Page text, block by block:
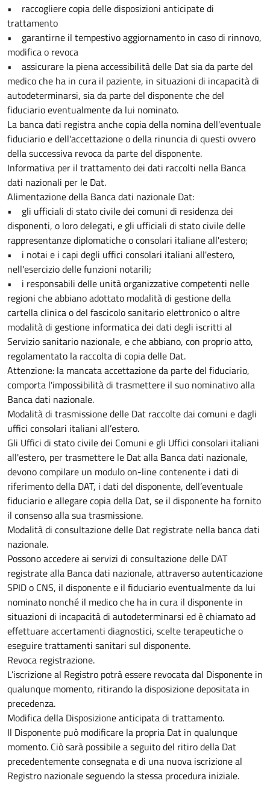
• raccogliere copia delle disposizioni anticipate di
trattamento
• garantirne il tempestivo aggiornamento in caso di rinnovo,
modifica o revoca
• assicurare la piena accessibilità delle Dat sia da parte del
medico che ha in cura il paziente, in situazioni di incapacità di
autodeterminarsi, sia da parte del disponente che del
fiduciario eventualmente da lui nominato.
La banca dati registra anche copia della nomina dell'eventuale
fiduciario e dell'accettazione o della rinuncia di questi ovvero
della successiva revoca da parte del disponente.
Informativa per il trattamento dei dati raccolti nella Banca
dati nazionali per le Dat.
Alimentazione della Banca dati nazionale Dat:
• gli ufficiali di stato civile dei comuni di residenza dei
disponenti, o loro delegati, e gli ufficiali di stato civile delle
rappresentanze diplomatiche o consolari italiane all'estero;
• i notai e i capi degli uffici consolari italiani all'estero,
nell'esercizio delle funzioni notarili;
• i responsabili delle unità organizzative competenti nelle
regioni che abbiano adottato modalità di gestione della
cartella clinica o del fascicolo sanitario elettronico o altre
modalità di gestione informatica dei dati degli iscritti al
Servizio sanitario nazionale, e che abbiano, con proprio atto,
regolamentato la raccolta di copia delle Dat.
Attenzione: la mancata accettazione da parte del fiduciario,
comporta l'impossibilità di trasmettere il suo nominativo alla
Banca dati nazionale.
Modalità di trasmissione delle Dat raccolte dai comuni e dagli
uffici consolari italiani all’estero.
Gli Uffici di stato civile dei Comuni e gli Uffici consolari italiani
all'estero, per trasmettere le Dat alla Banca dati nazionale,
devono compilare un modulo on-line contenente i dati di
riferimento della DAT, i dati del disponente, dell’eventuale
fiduciario e allegare copia della Dat, se il disponente ha fornito
il consenso alla sua trasmissione.
Modalità di consultazione delle Dat registrate nella banca dati
nazionale.
Possono accedere ai servizi di consultazione delle DAT
registrate alla Banca dati nazionale, attraverso autenticazione
SPID o CNS, il disponente e il fiduciario eventualmente da lui
nominato nonché il medico che ha in cura il disponente in
situazioni di incapacità di autodeterminarsi ed è chiamato ad
effettuare accertamenti diagnostici, scelte terapeutiche o
eseguire trattamenti sanitari sul disponente.
Revoca registrazione.
L’iscrizione al Registro potrà essere revocata dal Disponente in
qualunque momento, ritirando la disposizione depositata in
precedenza.
Modifica della Disposizione anticipata di trattamento.
Il Disponente può modificare la propria Dat in qualunque
momento. Ciò sarà possibile a seguito del ritiro della Dat
precedentemente consegnata e di una nuova iscrizione al
Registro nazionale seguendo la stessa procedura iniziale.